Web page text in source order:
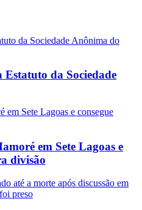
da Sociedade
em Sete Lagoas e
divisão